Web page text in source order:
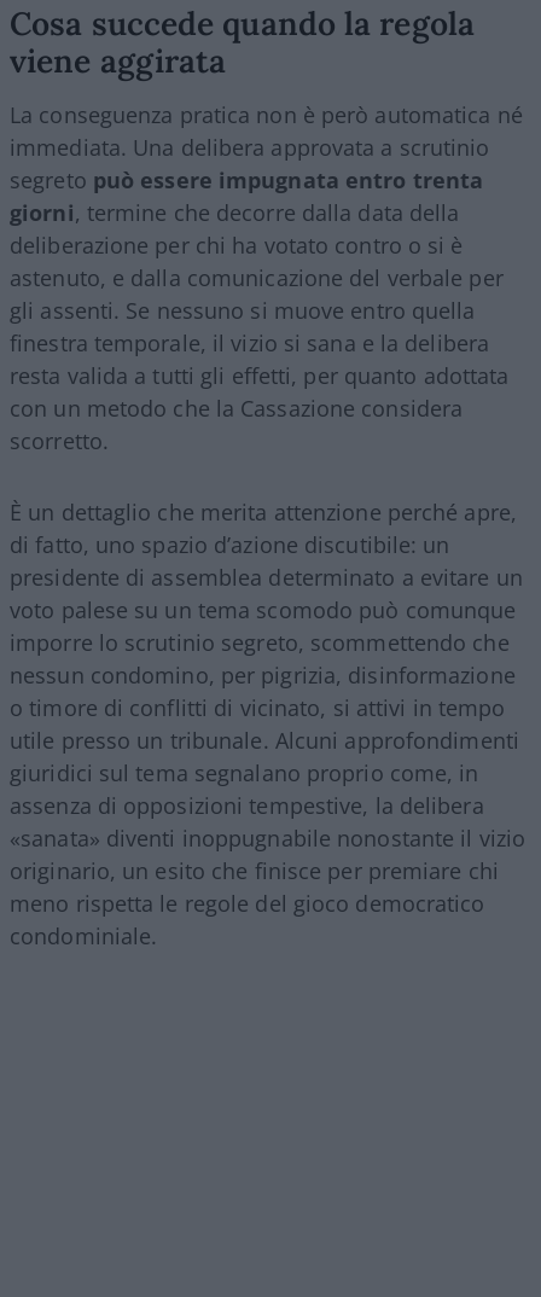
Cosa succede quando la regola
viene aggirata
La conseguenza pratica non è però automatica né
immediata. Una delibera approvata a scrutinio
segreto può essere impugnata entro trenta
giorni, termine che decorre dalla data della
deliberazione per chi ha votato contro o si è
astenuto, e dalla comunicazione del verbale per
gli assenti. Se nessuno si muove entro quella
finestra temporale, il vizio si sana e la delibera
resta valida a tutti gli effetti, per quanto adottata
con un metodo che la Cassazione considera
scorretto.
È un dettaglio che merita attenzione perché apre,
di fatto, uno spazio d’azione discutibile: un
presidente di assemblea determinato a evitare un
voto palese su un tema scomodo può comunque
imporre lo scrutinio segreto, scommettendo che
nessun condomino, per pigrizia, disinformazione
o timore di conflitti di vicinato, si attivi in tempo
utile presso un tribunale. Alcuni approfondimenti
giuridici sul tema segnalano proprio come, in
assenza di opposizioni tempestive, la delibera
«sanata» diventi inoppugnabile nonostante il vizio
originario, un esito che finisce per premiare chi
meno rispetta le regole del gioco democratico
condominiale.